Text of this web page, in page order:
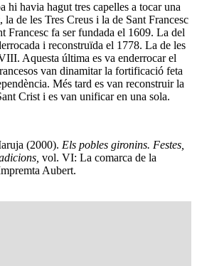
hi havia hagut tres capelles a tocar una
la de les Tres Creus i la de Sant Francesc
Francesc fa ser fundada el 1609. La del
i reconstruïda el 1778. La de les
Aquesta última es va enderrocar el
van dinamitar la fortificació feta
Més tard es van reconstruir la
Crist i es van unificar en una sola.
(2000). Els pobles gironins. Festes,
vol. VI: La comarca de la
Aubert.